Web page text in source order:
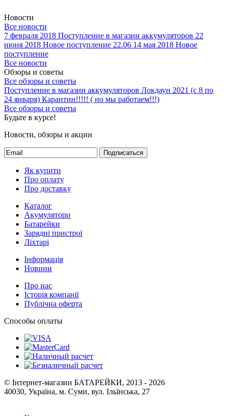
Новости
Все новости
7 февраля 2018 Поступление в магазин аккумуляторов 22
июня 2018 Новое поступление 22.06 14 мая 2018 Новое
поступление
Все новости
Обзоры и советы
Все обзоры и советы
Поступление в магазин аккумуляторов Локдаун 2021 (с 8 по
24 января) Карантин!!!!! ( но мы работаем!!!)
Все обзоры и советы
Будьте в курсе!
Новости, обзоры и акции
Подписаться
Як купити
Про оплату
Про доставку
Каталог
Акумулятори
Батарейки
Зарядні пристрої
Ліхтарі
Інформація
Новини
Про нас
Історія компанії
Публічна оферта
Способы оплаты
© Інтернет-магазин БАТАРЕЙКИ, 2013 - 2026
40030, Україна, м. Суми, вул. Ільїнська, 27